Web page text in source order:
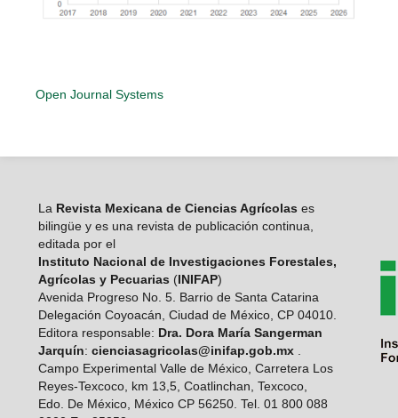
Open Journal Systems
LaRevista Mexicana de Ciencias Agrícolas es
bilingüe y es una revista de publicación continua,
editada por el
Instituto Nacional de Investigaciones Forestales,
Agrícolas y Pecuarias (INIFAP)
Avenida Progreso No. 5. Barrio de Santa Catarina
Delegación Coyoacán, Ciudad de México, CP 04010.
Editora responsable: Dra. Dora María Sangerman
Jarquín: cienciasagricolas@inifap.gob.mx.
Campo Experimental Valle de México, Carretera Los
Reyes-Texcoco, km 13,5, Coatlinchan, Texcoco,
Edo. De México, México CP 56250. Tel. 01 800 088